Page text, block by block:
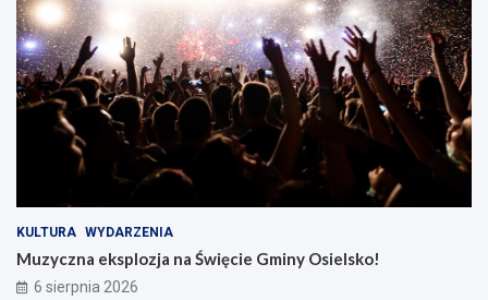
KULTURA WYDARZENIA
Muzyczna eksplozja na Święcie Gminy Osielsko!
6 sierpnia 2026